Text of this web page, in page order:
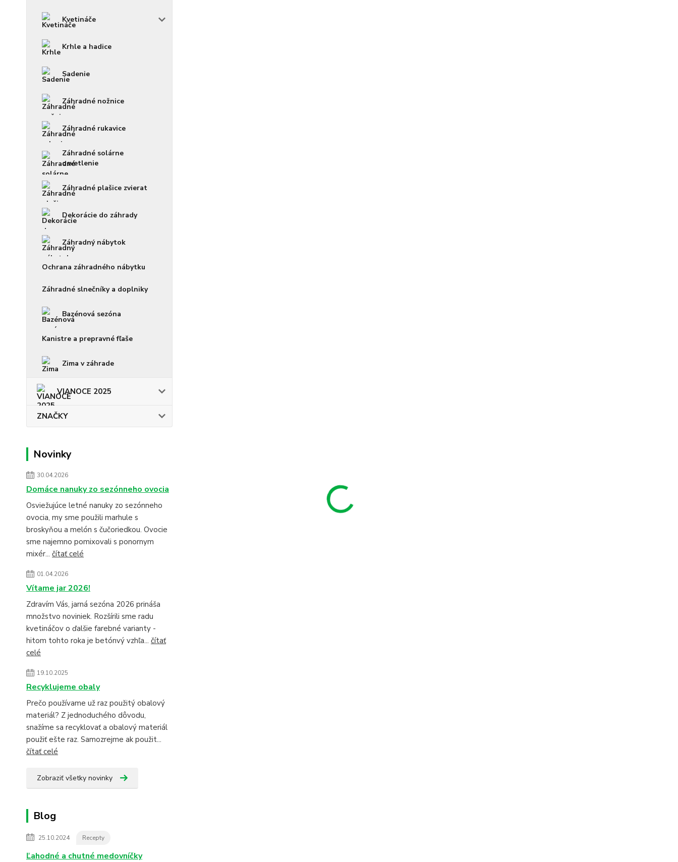
Kvetináče
Krhle a hadice
Sadenie
Záhradné nožnice
Záhradné rukavice
Záhradné solárne
osvetlenie
Záhradné plašice zvierat
Dekorácie do záhrady
Záhradný nábytok
Ochrana záhradného nábytku
Záhradné slnečníky a doplniky
Bazénová sezóna
Kanistre a prepravné fľaše
Zima v záhrade
VIANOCE 2025
ZNAČKY
Novinky
30.04.2026
Domáce nanuky zo sezónneho ovocia
Osviežujúce letné nanuky zo sezónneho
ovocia, my sme použili marhule s
broskyňou a melón s čučoriedkou. Ovocie
sme najemno pomixovali s ponornym
mixér... čítať celé
01.04.2026
Vítame jar 2026!
Zdravím Vás, jarná sezóna 2026 prináša
množstvo noviniek. Rozšírili sme radu
kvetináčov o ďalšie farebné varianty -
hitom tohto roka je betónvý vzhľa... čítať
celé
19.10.2025
Recyklujeme obaly
Prečo používame už raz použitý obalový
materiál? Z jednoduchého dôvodu,
snažíme sa recyklovať a obalový materiál
použiť ešte raz. Samozrejme ak použit...
čítať celé
Zobraziť všetky novinky
Blog
25.10.2024 Recepty
Ľahodné a chutné medovníčky